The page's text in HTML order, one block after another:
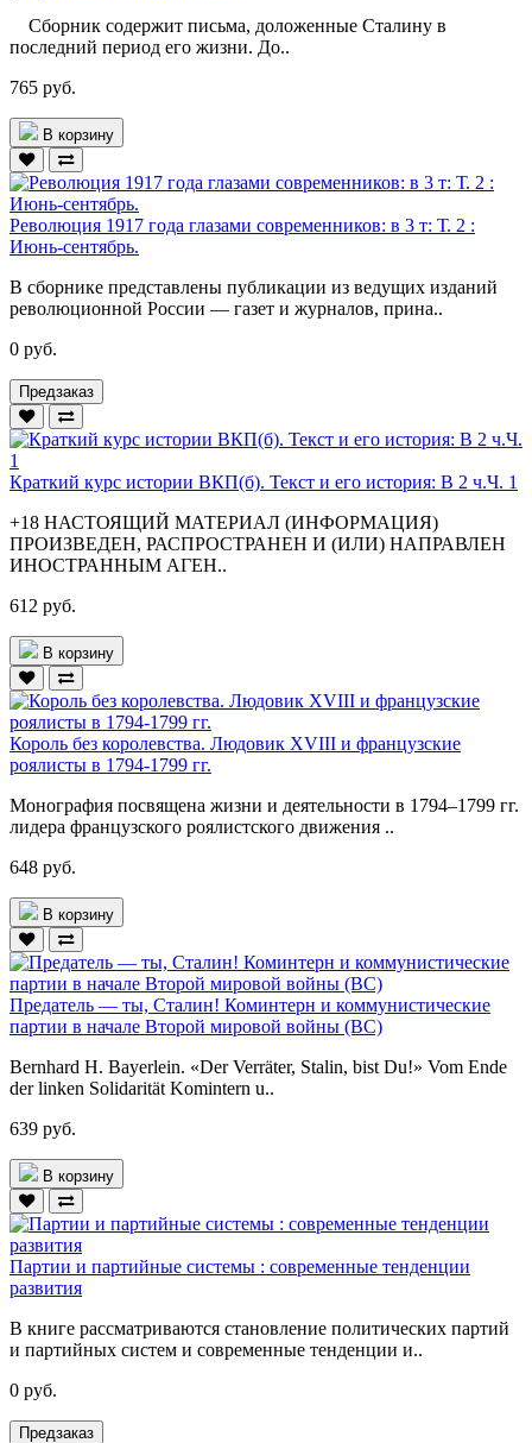
Сборник содержит письма, доложенные Сталину в
последний период его жизни. До..
765 руб.
В корзину
Революция 1917 года глазами современников: в 3 т: Т. 2 :
Июнь-сентябрь.
В сборнике представлены публикации из ведущих изданий
революционной России — газет и журналов, прина..
0 руб.
Предзаказ
Краткий курс истории ВКП(б). Текст и его история: В 2 ч.Ч. 1
+18 НАСТОЯЩИЙ МАТЕРИАЛ (ИНФОРМАЦИЯ)
ПРОИЗВЕДЕН, РАСПРОСТРАНЕН И (ИЛИ) НАПРАВЛЕН
ИНОСТРАННЫМ АГЕН..
612 руб.
В корзину
Король без королевства. Людовик XVIII и французские
роялисты в 1794-1799 гг.
Монография посвящена жизни и деятельности в 1794–1799 гг.
лидера французского роялистского движения ..
648 руб.
В корзину
Предатель — ты, Сталин! Коминтерн и коммунистические
партии в начале Второй мировой войны (ВС)
Bernhard H. Bayerlein. «Der Verräter, Stalin, bist Du!» Vom Ende
der linken Solidarität Komintern u..
639 руб.
В корзину
Партии и партийные системы : современные тенденции
развития
В книге рассматриваются становление политических партий
и партийных систем и современные тенденции и..
0 руб.
Предзаказ